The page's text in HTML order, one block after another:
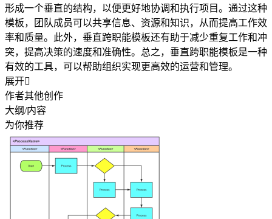
形成一个垂直的结构，以便更好地协调和执行项目。通过这种
模板，团队成员可以共享信息、资源和知识，从而提高工作效
率和质量。此外，垂直跨职能模板还有助于减少重复工作和冲
突，提高决策的速度和准确性。总之，垂直跨职能模板是一种
有效的工具，可以帮助组织实现更高效的运营和管理。
展开
作者其他创作
大纲/内容
为你推荐